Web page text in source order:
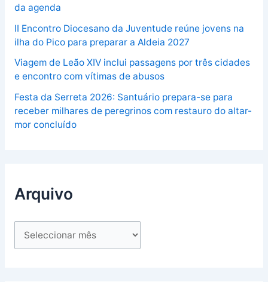
da agenda
II Encontro Diocesano da Juventude reúne jovens na
ilha do Pico para preparar a Aldeia 2027
Viagem de Leão XIV inclui passagens por três cidades
e encontro com vítimas de abusos
Festa da Serreta 2026: Santuário prepara-se para
receber milhares de peregrinos com restauro do altar-
mor concluído
Arquivo